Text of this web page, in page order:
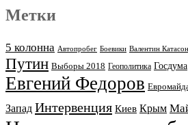
Метки
5 колонна Автопробег Боевики Валентин
Путин Выборы 2018 Геополитика Госдума
Евгений Федоров
Запад Интервенция Киев Крым